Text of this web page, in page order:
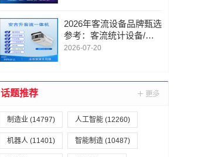
2026年客流设备品牌甄选
参考：客流统计设备/客
流计数器/客流设备/客流
2026-07-20
话题推荐
制造业 (14797) 人工智能 (12260)
机器人 (11401) 智能制造 (10487)